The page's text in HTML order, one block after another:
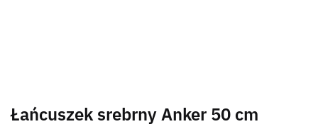
Łańcuszek srebrny Anker 50 cm